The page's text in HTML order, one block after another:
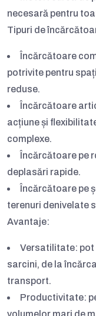
necesară pentru
Tipuri de
Încărcătoare
potrivite pentru
reduse.
Încărcătoare
acțiune și
complexe.
Încărcătoare pe
deplasări rapide.
Încărcătoare pe
terenuri denivelate
Avantaje:
Versatilitate: pot
sarcini, de la
transport.
Productivitate:
volumelor mari de